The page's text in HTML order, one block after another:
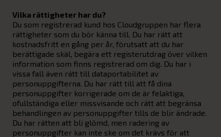
Vilka rättigheter har du?
Du som registrerad kund hos Cloudgruppen har flera
rättigheter som du bör känna till. Du har rätt att
kostnadsfritt en gång per år, förutsatt att du har
berättigade skäl, begära ett registerutdrag över vilken
information som finns registrerad om dig. Du har i
vissa fall även rätt till dataportabilitet av
personuppgifterna. Du har rätt till att få dina
personuppgifter korrigerade om de är felaktiga,
ofullständiga eller missvisande och rätt att begränsa
behandlingen av personuppgifter tills de blir ändrade.
Du har rätten att bli glömd, men radering av
personuppgifter kan inte ske om det krävs för att